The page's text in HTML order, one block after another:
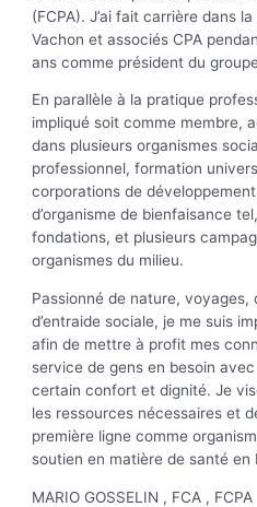
(FCPA). J’ai fait carrière dans
Vachon et associés CPA
ans comme président du
En parallèle à la pratique
impliqué soit comme membre,
dans plusieurs organismes
professionnel, formation
corporations de
d’organisme de bienfaisance
fondations, et plusieurs
organismes du milieu.
Passionné de nature, voyages,
d’entraide sociale, je me suis
afin de mettre à profit mes
service de gens en besoin
certain confort et dignité. Je
les ressources nécessaires et
première ligne comme
soutien en matière de santé en
MARIO GOSSELIN , FCA , FCPA